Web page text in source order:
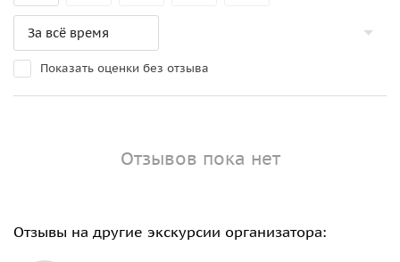
Показать оценки без отзыва
Отзывов пока нет
Отзывы на другие экскурсии организатора: